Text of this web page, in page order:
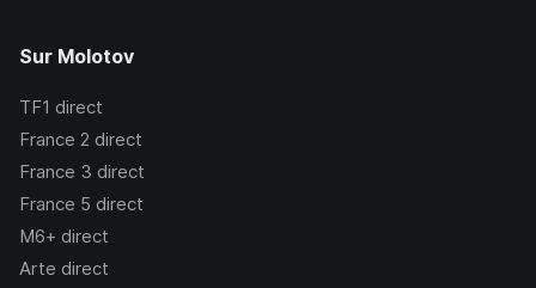
Sur Molotov
TF1 direct
France 2 direct
France 3 direct
France 5 direct
M6+ direct
Arte direct